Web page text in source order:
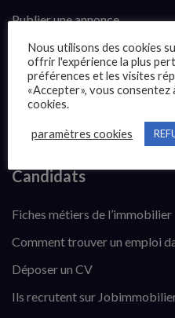
Publier une annonce
Offres d’emploi
Questions fréquentes
Blog
Contact
Candidats
Fiches métiers de l’immobilier
Comment trouver un emploi
Déposer un CV
Ils recrutent sur
Nous utilisons des cookies
offrir l'expérience la plus
préférences et les visites
«Accepter», vous consentez
cookies.
paramètres cookies